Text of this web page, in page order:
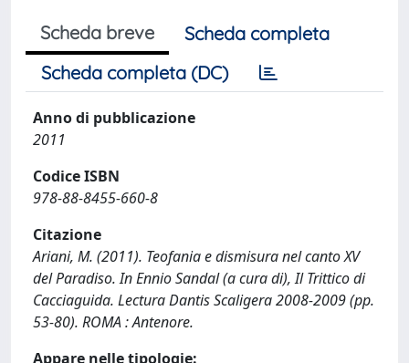
Scheda breve
Scheda completa
Scheda completa (DC)
Anno di pubblicazione
2011
Codice ISBN
978-88-8455-660-8
Citazione
Ariani, M. (2011). Teofania e dismisura nel canto XV
del Paradiso. In Ennio Sandal (a cura di), Il Trittico di
Cacciaguida. Lectura Dantis Scaligera 2008-2009 (pp.
53-80). ROMA : Antenore.
Appare nelle tipologie: